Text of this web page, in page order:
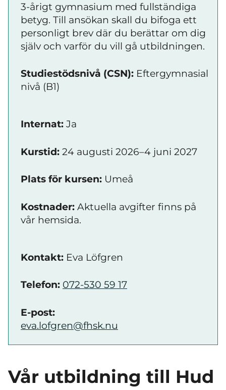
3-årigt gymnasium med fullständiga
betyg. Till ansökan skall du bifoga ett
personligt brev där du berättar om dig
själv och varför du vill gå utbildningen.
Studiestödsnivå (CSN): Eftergymnasial
nivå (B1)
Internat: Ja
Kurstid: 24 augusti 2026–4 juni 2027
Plats för kursen: Umeå
Kostnader: Aktuella avgifter finns på
vår hemsida.
Kontakt: Eva Löfgren
Telefon: 072-530 59 17
E-post:
eva.lofgren@fhsk.nu
Vår utbildning till Hud